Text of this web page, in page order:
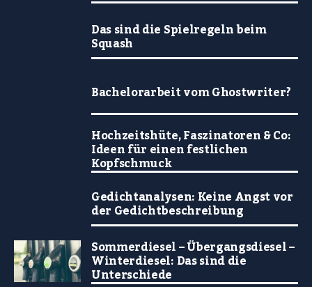
Das sind die Spielregeln beim
Squash
Bachelorarbeit vom Ghostwriter?
Hochzeitshüte, Faszinatoren & Co:
Ideen für einen festlichen
Kopfschmuck
Gedichtanalysen: Keine Angst vor
der Gedichtbeschreibung
Sommerdiesel – Übergangsdiesel –
Winterdiesel: Das sind die
Unterschiede